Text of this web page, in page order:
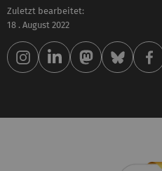
Zuletzt bearbeitet:
18 . August 2022